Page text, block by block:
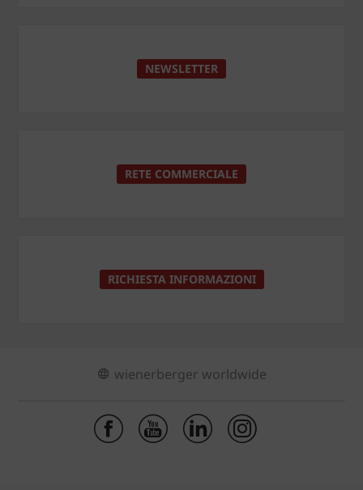
NEWSLETTER
RETE COMMERCIALE
RICHIESTA INFORMAZIONI
wienerberger worldwide